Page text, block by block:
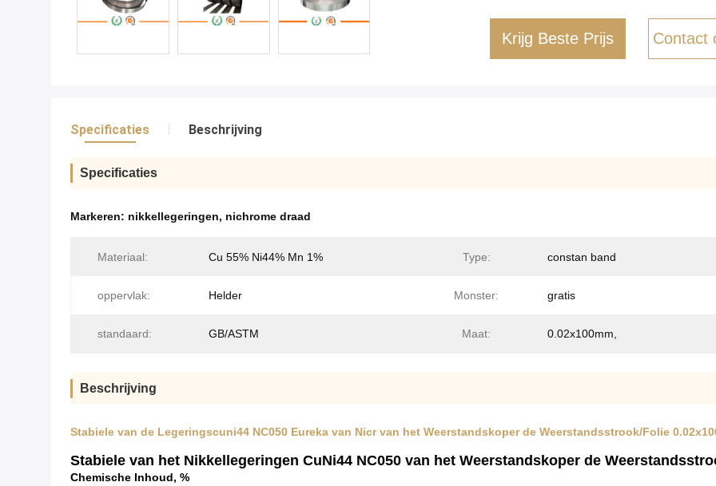
Krijg Beste Prijs Contact
Specificaties Beschrijving
Specificaties
Markeren: nikkellegeringen, nichrome draad
Materiaal: Cu 55% Ni44% Mn 1% Type: constan band
oppervlak: Helder Monster: gratis
standaard: GB/ASTM Maat: 0.02x100mm,
Beschrijving
Stabiele van de Legeringscuni44 NC050 Eureka van Nicr van het Weerstandskoper de Weerstandsstrook/Folie
Stabiele van het Nikkellegeringen CuNi44 NC050 van het Weerstandskoper de
Chemische Inhoud, %